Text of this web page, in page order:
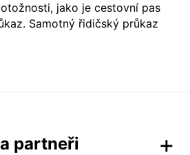
jako je cestovní pas
Samotný řidičský průkaz
partneři